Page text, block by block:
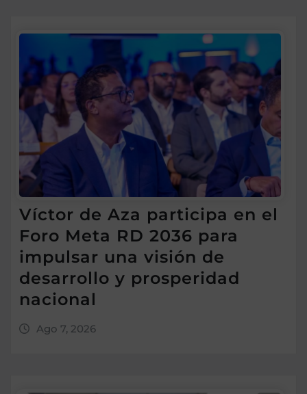
Víctor de Aza participa en el
Foro Meta RD 2036 para
impulsar una visión de
desarrollo y prosperidad
nacional
Ago 7, 2026